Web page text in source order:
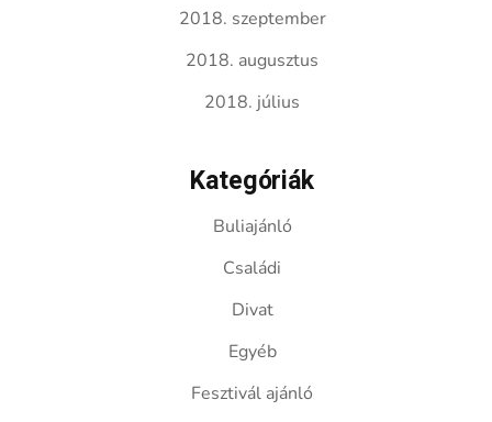
2018. szeptember
2018. augusztus
2018. július
Kategóriák
Buliajánló
Családi
Divat
Egyéb
Fesztivál ajánló